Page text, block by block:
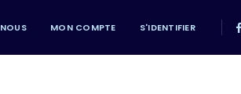
MON COMPTE S'IDENTIFIER